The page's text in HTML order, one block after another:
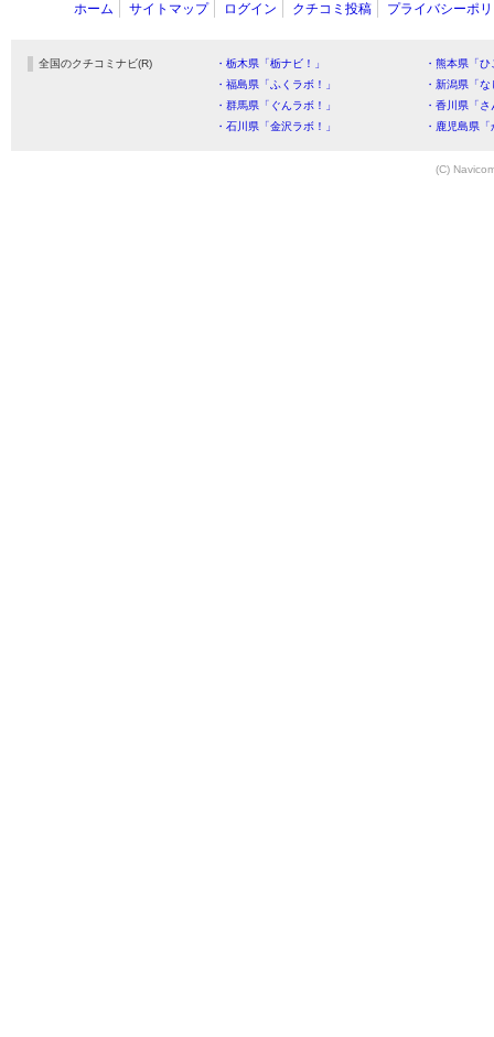
ホーム サイトマップ ログイン クチコミ投稿 プライバシーポ
全国のクチコミナビ(R) ・栃木県「栃ナビ！」
・熊本県「
・福島県「ふくラボ！」
・新潟県「
・群馬県「ぐんラボ！」
・香川県「
・石川県「金沢ラボ！」
・鹿児島県
(C)